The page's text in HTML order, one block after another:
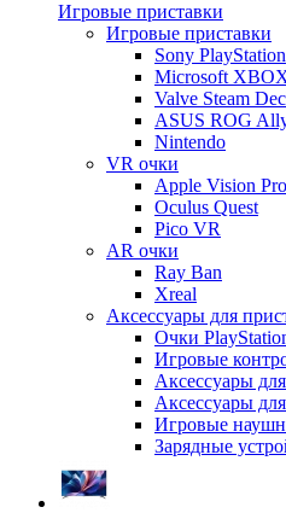
Игровые приставки
Игровые приставки
Sony PlayStation
Microsoft
Valve Steam
ASUS ROG
Nintendo
VR очки
Apple Vision Pro
Oculus Quest
Pico VR
AR очки
Ray Ban
Xreal
Аксессуары для
Очки
Игровые
Аксессуары
Аксессуары
Игровые
Зарядные